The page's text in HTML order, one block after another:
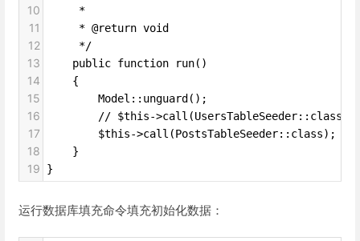
10
     *
11
     * @return void
12
     */
13
    public function run()
14
    {
15
        Model::unguard();
16
        // $this->call(UsersTableSeeder::class);
17
        $this->call(PostsTableSeeder::class);
18
    }
19 }
运行数据库填充命令填充初始化数据：